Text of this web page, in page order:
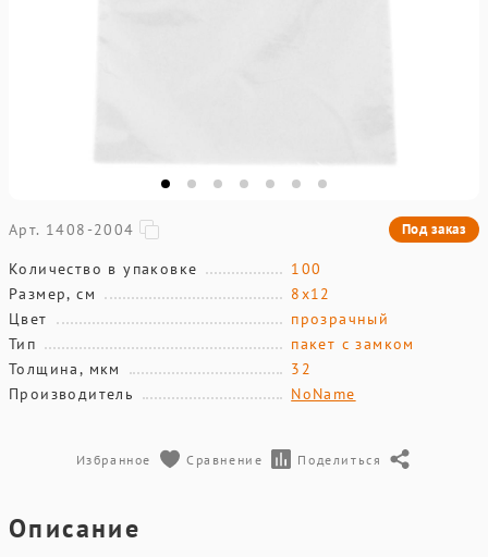
Арт. 1408-2004 Под заказ
Количество в упаковке
100
Размер, см
8х12
Цвет
прозрачный
Тип
пакет с замком
Толщина, мкм
32
Производитель
NoName
Избранное Сравнение Поделиться
Описание